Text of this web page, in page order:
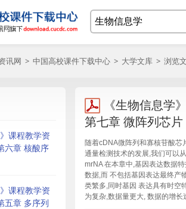
讯网 > 中国高校课件下载中心 > 大学文库 > 浏览
课程教学资
六章 核酸序
课程教学资
五章 多序列
《生物信息学
第七章 微阵列芯片
随着cDNA微阵列和寡核苷酸
通量检测技术的发展,我们可以
mrNA 在本章中,基因表达数据
数据,而 不包括基因表达最终
类繁多,同时基因 表达具有时空
为复杂,数据量更大, 数据的增长